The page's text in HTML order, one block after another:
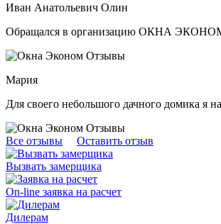
Иван Анатольевич Олин
Обращался в организацию ОКНА ЭКОНОМ
Мария
Для своего небольшого дачного домика я
Все отзывы Оставить отзыв
Вызвать замерщика
On-line заявка на расчет
Дилерам